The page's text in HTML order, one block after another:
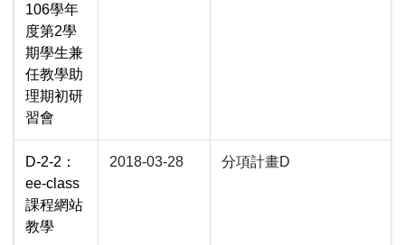
106學年
度第2學
期學生兼
任教學助
理期初研
習會
D-2-2：
ee-class
課程網站
教學
2018-03-28 分項計畫D